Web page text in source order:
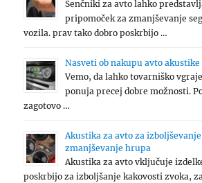
Senčniki za avto lahko
pripomoček za zmanjševanje
vozila. prav tako dobro poskrbijo …
Nasveti ob nakupu avto akustike
Vemo, da lahko tovarniško
ponuja precej dobre možnosti.
zagotovo …
Akustika za avto za
zmanjševanje hrupa
Akustika za avto vključuje
poskrbijo za izboljšanje kakovosti zvoka,